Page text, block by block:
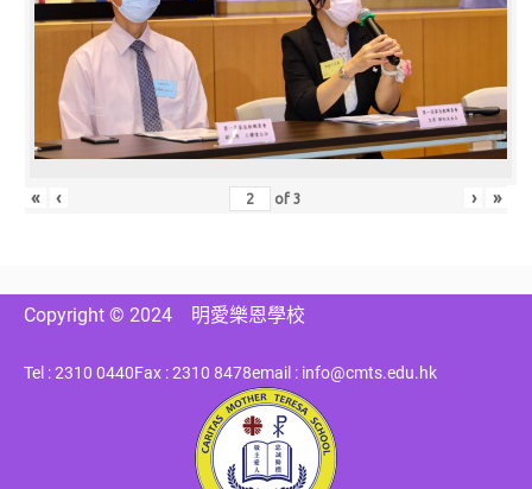
« ‹ of3 › »
Copyright © 2024 明愛樂恩學校
Tel : 2310 0440Fax : 2310 8478email : info@cmts.edu.hk